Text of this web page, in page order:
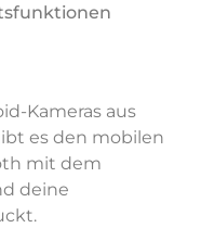
Kameras aus
es den mobilen
mit dem
deine